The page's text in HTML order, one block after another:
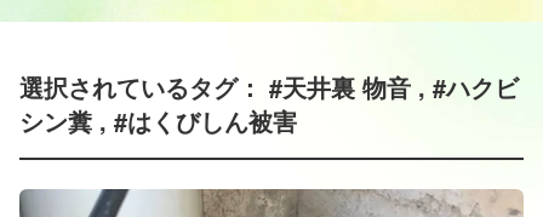
選択されているタグ： #天井裏 物音 , #ハクビ
シン糞 , #はくびしん被害